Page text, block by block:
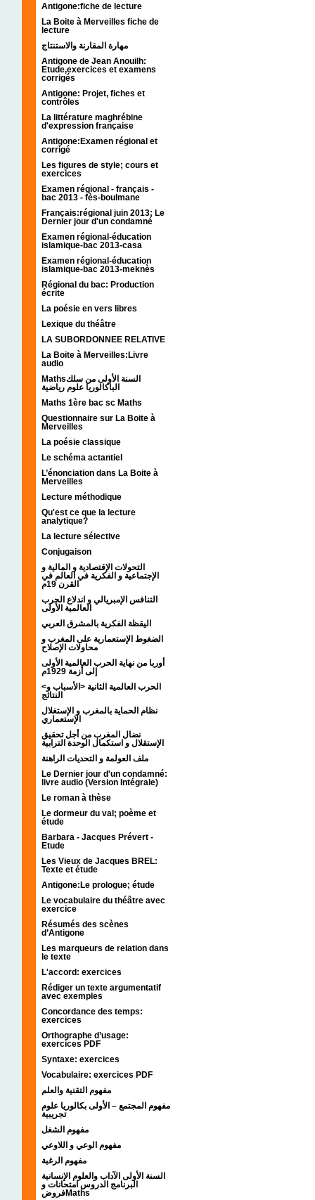
Antigone:fiche de lecture
La Boite à Merveilles fiche de
lecture
مهارة المقارنة والاستنتاج
Antigone de Jean Anouilh:
Etude,exercices et examens
corrigés
Antigone: Projet, fiches et
contrôles
La littérature maghrébine
d'expression française
Antigone:Examen régional et
corrigé
Les figures de style; cours et
exercices
Examen régional - français -
bac 2013 - fès-boulmane
Français:régional juin 2013; Le
Dernier jour d'un condamné
Examen régional-éducation
islamique-bac 2013-casa
Examen régional-éducation
islamique-bac 2013-meknès
Régional du bac: Production
écrite
La poésie en vers libres
Lexique du théâtre
LA SUBORDONNEE RELATIVE
La Boite à Merveilles:Livre
audio
Mathsالسنة الأولى من سلك
الباكالوريا علوم رياضية
Maths 1ère bac sc Maths
Questionnaire sur La Boite à
Merveilles
La poésie classique
Le schéma actantiel
L’énonciation dans La Boite à
Merveilles
Lecture méthodique
Qu'est ce que la lecture
analytique?
La lecture sélective
Conjugaison
التحولات الإقتصادية و المالية و
الإجتماعية و الفكرية في العالم في
القرن 19م
التنافس الإمبريالي و اندلاع الحرب
العالمية الأولى
اليقظة الفكرية بالمشرق العربي
الضغوط الإستعمارية على المغرب و
محاولات الإصلاح
أوربا من نهاية الحرب العالمية الأولى
إلى أزمة 1929م
<الحرب العالمية الثانية <الأسباب و
النتائج
نظام الحماية بالمغرب و الإستغلال
الإستعماري
نضال المغرب من أجل تحقيق
الإستقلال و استكمال الوحدة الترابية
ملف العولمة و التحديات الراهنة
Le Dernier jour d'un condamné:
livre audio (Version Intégrale)
Le roman à thèse
Le dormeur du val; poème et
étude
Barbara - Jacques Prévert -
Etude
Les Vieux de Jacques BREL:
Texte et étude
Antigone:Le prologue; étude
Le vocabulaire du théâtre avec
exercice
Résumés des scènes
d’Antigone
Les marqueurs de relation dans
le texte
L'accord: exercices
Rédiger un texte argumentatif
avec exemples
Concordance des temps:
exercices
Orthographe d’usage:
exercices PDF
Syntaxe: exercices
Vocabulaire: exercices PDF
مفهوم التقنية والعلم
مفهوم المجتمع – الأولى بكالوريا علوم
تجريبية
مفهوم الشغل
مفهوم الوعي و اللاوعي
مفهوم الرغبة
السنة الأولى الآداب والعلوم الإنسانية
البرنامج الدروس امتحانات و
فروضMaths